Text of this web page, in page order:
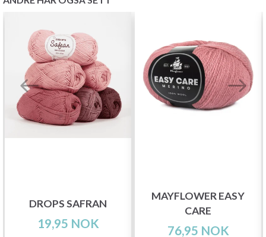
DROPS SAFRAN
19,95 NOK
MAYFLOWER EASY
CARE
76,95 NOK